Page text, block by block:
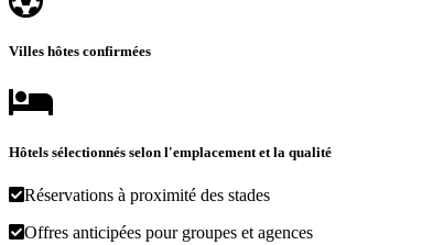
Villes hôtes confirmées
Hôtels sélectionnés selon l'emplacement et la qualité
Réservations à proximité des stades
Offres anticipées pour groupes et agences